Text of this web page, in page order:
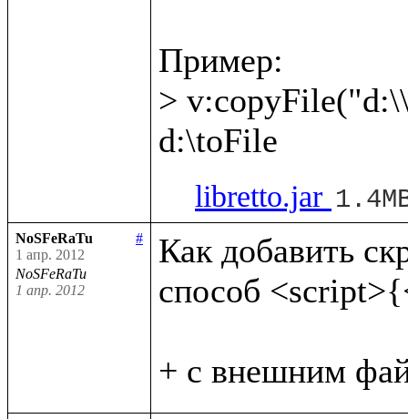
Пример:
>
libretto.jar
NoSFeRaTu
#
1 апр. 2012
NoSFeRaTu
1 апр. 2012
Как добавить
способ